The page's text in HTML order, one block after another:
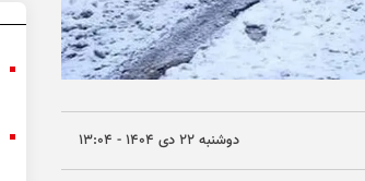
دوشنبه ۲۲ دی ۱۴۰۴ - ۱۳:۰۴